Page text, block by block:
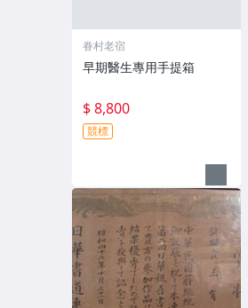
眷村老宿
早期醫生專用手提箱
$ 8,800
競標